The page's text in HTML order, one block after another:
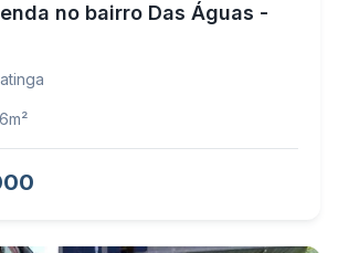
no bairro Das Águas -
m²